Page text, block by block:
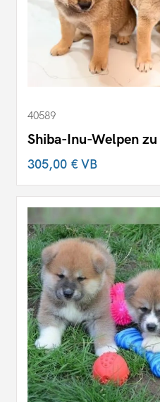
40589
Shiba-Inu-Welpen
305,00 €VB